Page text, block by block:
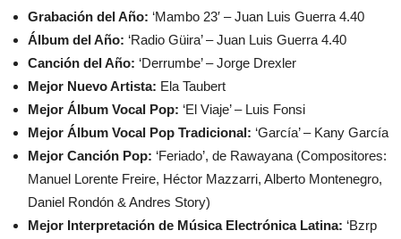
Grabación del Año: ‘Mambo 23′ – Juan Luis Guerra 4.40
Álbum del Año: ‘Radio Güira’ – Juan Luis Guerra 4.40
Canción del Año: ‘Derrumbe’ – Jorge Drexler
Mejor Nuevo Artista: Ela Taubert
Mejor Álbum Vocal Pop: ‘El Viaje’ – Luis Fonsi
Mejor Álbum Vocal Pop Tradicional: ‘García’ – Kany García
Mejor Canción Pop: ‘Feriado’, de Rawayana (Compositores:
Manuel Lorente Freire, Héctor Mazzarri, Alberto Montenegro,
Daniel Rondón & Andres Story)
Mejor Interpretación de Música Electrónica Latina: ‘Bzrp